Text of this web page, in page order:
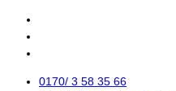
0170/ 3 58 35 66